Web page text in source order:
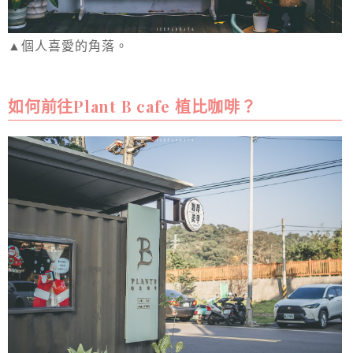
▲個人喜愛的角落。
如何前往Plant B cafe 植比咖啡？